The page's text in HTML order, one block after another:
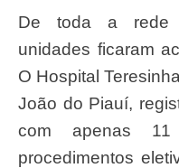
De toda a rede estadual, apenas duas
unidades ficaram
O Hospital
João do Piauí,
com apenas
procedimentos